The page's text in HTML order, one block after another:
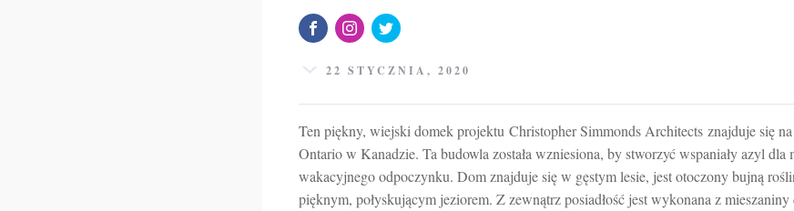
22 STYCZNIA, 2020
Ten piękny, wiejski domek projektu Christopher Simmonds Architects znajduje się
Ontario w Kanadzie. Ta budowla została wzniesiona, by stworzyć wspaniały azyl dla
wakacyjnego odpoczynku. Dom znajduje się w gęstym lesie, jest otoczony bujną
pięknym, połyskującym jeziorem. Z zewnątrz posiadłość jest wykonana z